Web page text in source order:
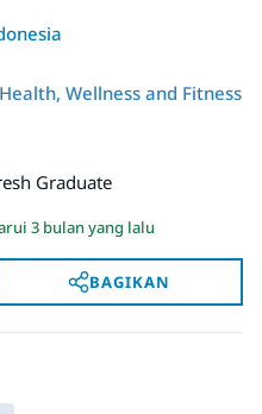
Health, Wellness and Fitness
Graduate
3 bulan yang lalu
BAGIKAN